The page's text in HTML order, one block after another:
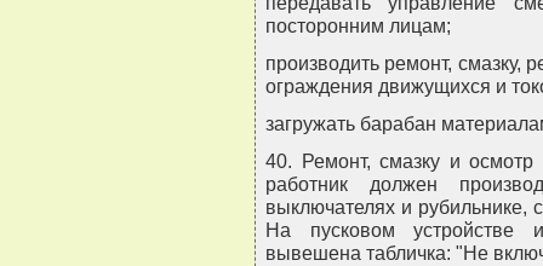
посторонним лицам;
производить ремонт, смазку,
ограждения движущихся и
загружать барабан
40. Ремонт, смазку и осмотр
работник должен
выключателях и рубильнике,
На пусковом устройстве
вывешена табличка: "Не